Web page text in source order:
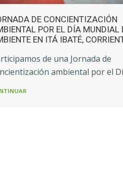
DE CONCIENTIZACIÓN
POR EL DÍA MUNDIAL
EN ITÁ IBATÉ,
de una Jornada de
ambiental por el